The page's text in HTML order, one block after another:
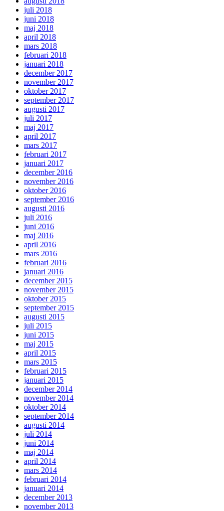
juli 2018
juni 2018
maj 2018
april 2018
mars 2018
februari 2018
januari 2018
december 2017
november 2017
oktober 2017
september 2017
augusti 2017
juli 2017
maj 2017
april 2017
mars 2017
februari 2017
januari 2017
december 2016
november 2016
oktober 2016
september 2016
augusti 2016
juli 2016
juni 2016
maj 2016
april 2016
mars 2016
februari 2016
januari 2016
december 2015
november 2015
oktober 2015
september 2015
augusti 2015
juli 2015
juni 2015
maj 2015
april 2015
mars 2015
februari 2015
januari 2015
december 2014
november 2014
oktober 2014
september 2014
augusti 2014
juli 2014
juni 2014
maj 2014
april 2014
mars 2014
februari 2014
januari 2014
december 2013
november 2013